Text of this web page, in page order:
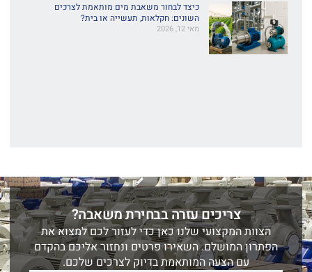
כיצד לבחור משאבת מים מותאמת לצרכים
השונים: חקלאות, תעשייה או בית?
מאי 12, 2026
צריכים עזרה בבחירת משאבה?
הצוות המקצועי שלנו כאן כדי לעזור לכם למצוא את
הפתרון המושלם. השאירו פרטים ונחזור אליכם בהקדם
עם הצעה המותאמת בדיוק לצרכים שלכם.